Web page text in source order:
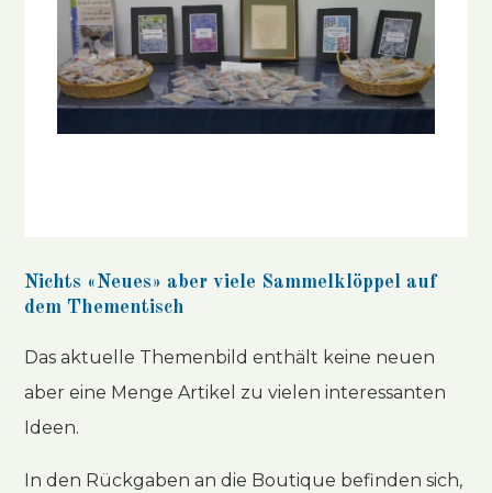
Nichts «Neues» aber viele Sammelklöppel auf
dem Thementisch
Das aktuelle Themenbild enthält keine neuen
aber eine Menge Artikel zu vielen interessanten
Ideen.
In den Rückgaben an die Boutique befinden sich,